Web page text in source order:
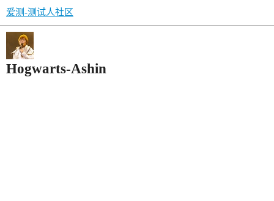
爱测-测试人社区
Hogwarts-Ashin